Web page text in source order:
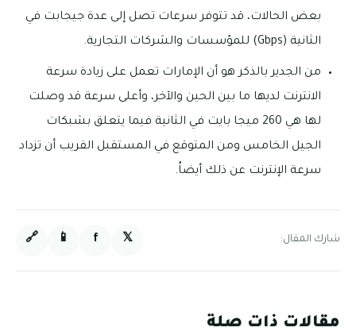
بعض الحالات، قد تتوفر سرعات تصل إلى عدة جيجابت في
الثانية (Gbps) للمؤسسات والشركات التجارية.
من الجدير بالذكر هو أن الإمارات تعمل على زيادة سرعة
الانترنت لديها ما بين الحين والآخر، وأعلى سرعة قد وصلت
لها هي 260 ميجا بايت في الثانية فيما يتعلق بشبكات
الجيل الخامس ومن المتوقع في المستقبل القريب أن تزداد
سرعة الإنترنت عن ذلك أيضاُ.
شارك المقال: 𝕏
f
📱
🔗
مقالات ذات صلة